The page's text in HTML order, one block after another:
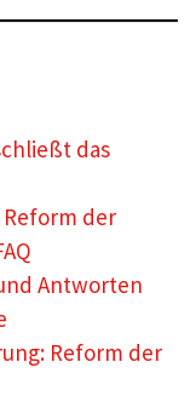
das
der
Antworten
Reform der